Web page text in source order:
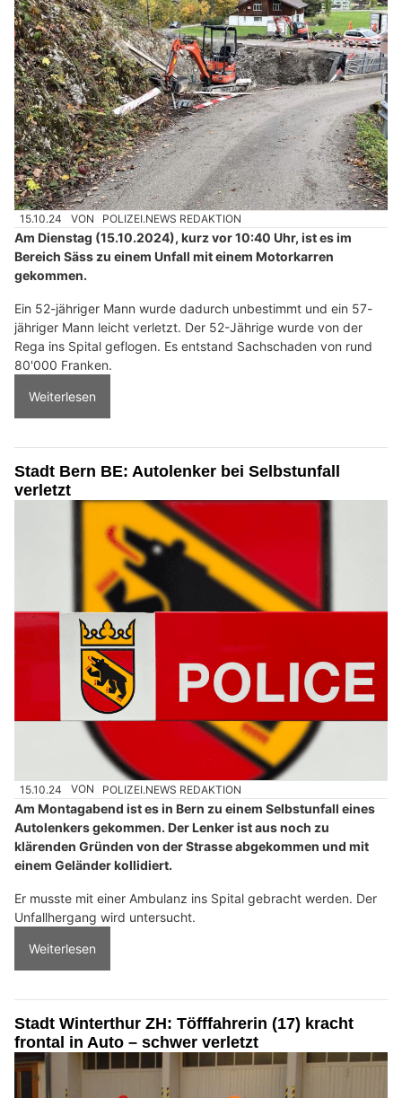
15.10.24 VON POLIZEI.NEWS REDAKTION
Am Dienstag (15.10.2024), kurz vor 10:40 Uhr, ist es im
Bereich Säss zu einem Unfall mit einem Motorkarren
gekommen.
Ein 52-jähriger Mann wurde dadurch unbestimmt und ein 57-
jähriger Mann leicht verletzt. Der 52-Jährige wurde von der
Rega ins Spital geflogen. Es entstand Sachschaden von rund
80'000 Franken.
Weiterlesen
Stadt Bern BE: Autolenker bei Selbstunfall
verletzt
15.10.24 VON POLIZEI.NEWS REDAKTION
Am Montagabend ist es in Bern zu einem Selbstunfall eines
Autolenkers gekommen. Der Lenker ist aus noch zu
klärenden Gründen von der Strasse abgekommen und mit
einem Geländer kollidiert.
Er musste mit einer Ambulanz ins Spital gebracht werden. Der
Unfallhergang wird untersucht.
Weiterlesen
Stadt Winterthur ZH: Töfffahrerin (17) kracht
frontal in Auto – schwer verletzt